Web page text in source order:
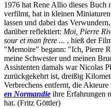
1976 hat Rene Allio dieses Buch
verfilmt, hat in kleinen Miniaturen
lassen und dabei das
darüber reflektiert: Moi, Pierre
sour et man frere ... , hieß der
"Memoire" begann: "Ich, Pierre
meine Schwester und meinen
Assistenten damals war Nicolas
zurückgekehrt ist, dreißig
Verbrechens entfernt, die
en Normandie ihre Erfahrungen
hat. (Fritz Göttler)